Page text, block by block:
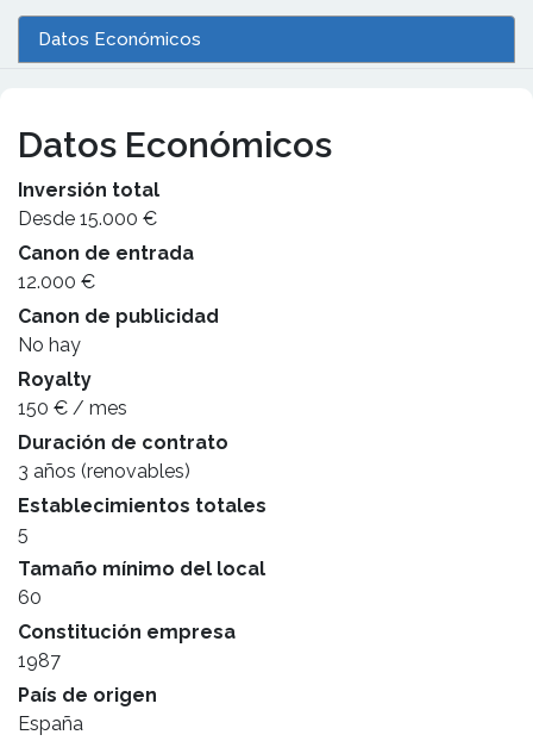
Datos Económicos
Datos Económicos
Inversión total
Desde 15.000 €
Canon de entrada
12.000 €
Canon de publicidad
No hay
Royalty
150 € / mes
Duración de contrato
3 años (renovables)
Establecimientos totales
5
Tamaño mínimo del local
60
Constitución empresa
1987
País de origen
España